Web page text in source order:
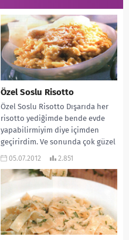
Özel Soslu Risotto
Özel Soslu Risotto Dışarıda her
risotto yediğimde bende evde
yapabilirmiyim diye içimden
geçirirdim. Ve sonunda çok güzel
bir sos eşliğinde...
05.07.2012 2.851